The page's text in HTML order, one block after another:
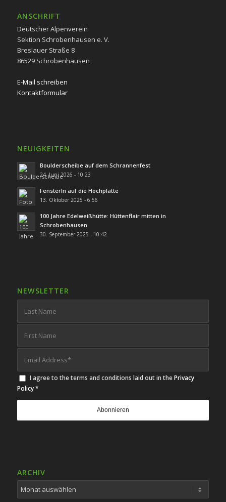
ANSCHRIFT
Deutscher Alpenverein
Sektion Schrobenhausen e. V.
Breslauer Straße 8
86529 Schrobenhausen
E-Mail schreiben
Kontaktformular
NEUIGKEITEN
Boulderscheibe auf dem Schrannenfest
24. Juni 2026 - 10:23
Fensterln auf die Hochplatte
13. Oktober 2025 - 6:56
100 Jahre Edelweißhütte: Hüttenflair mitten in
Schrobenhausen
30. September 2025 - 10:42
NEWSLETTER
I agree to the terms and conditions laid out in thePrivacy
Policy *
ARCHIV